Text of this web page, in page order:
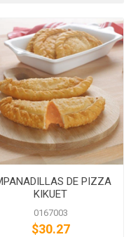
DE PIZZA
KIKUET
0167003
$30.27